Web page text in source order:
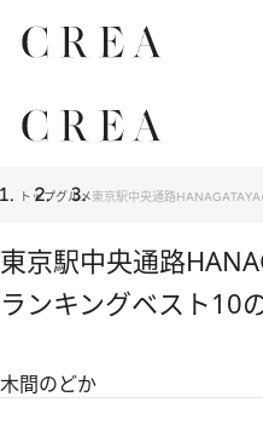
トップグルメ東京駅中央通路
東京駅中央通路
ランキングベスト10
木間のどか